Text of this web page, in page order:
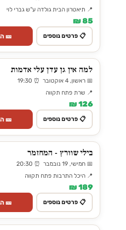
📍 תיאטרון הבית גולדה ע"ש גברי לוי
85 ₪
📋 פרטים נוספים 🎫
למה אין גן עדן עלי אדמות
📅 ראשון, 4 אוקטובר ⏰ 19:30
📍 שרת פתח תקווה
126 ₪
📋 פרטים נוספים 🎫
בילי שוורץ - המחזמר
📅 חמישי, 19 נובמבר ⏰ 20:30
📍 היכל התרבות פתח תקווה
189 ₪
📋 פרטים נוספים 🎫